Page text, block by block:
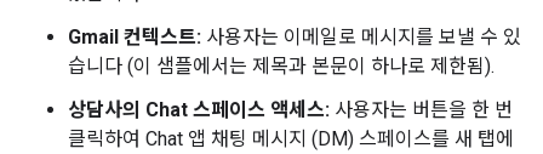
Gmail 컨텍스트: 사용자는 이메일로 메시지를 보낼 수 있
습니다 (이 샘플에서는 제목과 본문이 하나로 제한됨).
상담사의 Chat 스페이스 액세스: 사용자는 버튼을 한 번
클릭하여 Chat 앱 채팅 메시지 (DM) 스페이스를 새 탭에